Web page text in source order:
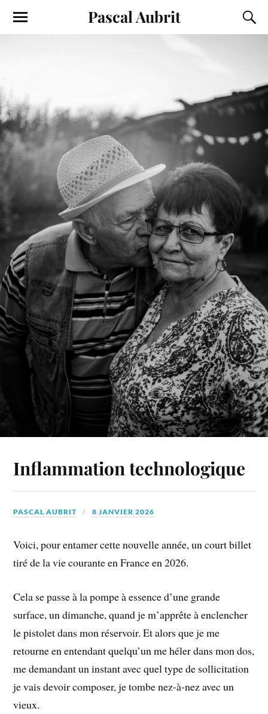
Pascal Aubrit
Inflammation technologique
PASCAL AUBRIT 8 JANVIER 2026
Voici, pour entamer cette nouvelle année, un court billet
tiré de la vie courante en France en 2026.
Cela se passe à la pompe à essence d’une grande
surface, un dimanche, quand je m’apprête à enclencher
le pistolet dans mon réservoir. Et alors que je me
retourne en entendant quelqu’un me héler dans mon dos,
me demandant un instant avec quel type de sollicitation
je vais devoir composer, je tombe nez-à-nez avec un
vieux.